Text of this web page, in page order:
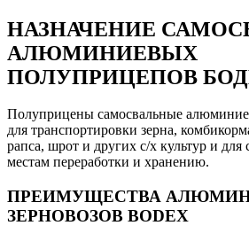
НАЗНАЧЕНИЕ
АЛЮМИНИЕВЫХ
ПОЛУПРИЦЕПОВ
Полуприцены самосвальные
для транспортировки зерна,
рапса, шрот и других с/х культур и для
местам переработки и хранению.
ПРЕИМУЩЕСТВА
ЗЕРНОВОЗОВ BODEX